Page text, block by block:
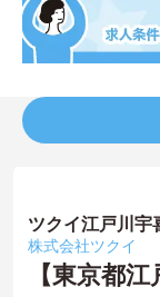
ツクイ江戸川宇
株式会社ツクイ
【東京都